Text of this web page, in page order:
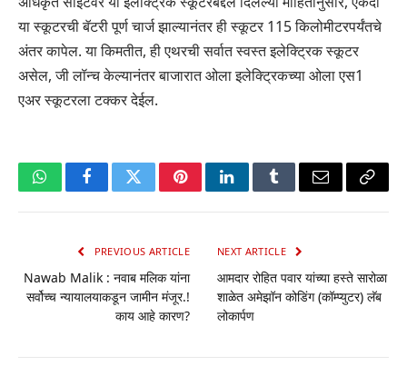
या स्कूटरची बॅटरी पूर्ण चार्ज झाल्यानंतर ही स्कूटर 115 किलोमीटरपर्यंतचे
अंतर कापेल. या किमतीत, ही एथरची सर्वात स्वस्त इलेक्ट्रिक स्कूटर
असेल, जी लॉन्च केल्यानंतर बाजारात ओला इलेक्ट्रिकच्या ओला एस1
एअर स्कूटरला टक्कर देईल.
WhatsAppFacebookTwitterPinterestLinkedInTumblrEmail Copy
PREVIOUS ARTICLE
Nawab Malik : नवाब मलिक यांना
सर्वोच्च न्यायालयाकडून जामीन मंजूर.!
काय आहे कारण?
NEXT ARTICLE
आमदार रोहित पवार यांच्या हस्ते सारोळा
शाळेत अमेझॉन कोडिंग (कॉम्प्युटर) लॅब
लोकार्पण